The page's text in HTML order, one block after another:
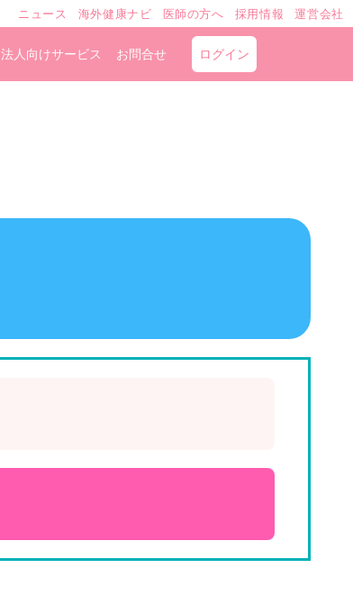
ニュース 海外健康ナビ 医師の方へ 採用情報 運営会社
法人向けサービス お問合せ ログイン